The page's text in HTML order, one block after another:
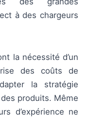
à des chargeurs
la nécessité d’un
des coûts de
la stratégie
produits. Même
d’expérience ne